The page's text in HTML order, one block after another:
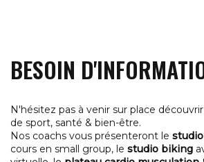
BESOIN
N'hésitez pas à venir sur place
de sport, santé & bien-être.
Nos coachs vous présenteront le
cours en small group, le studio biking